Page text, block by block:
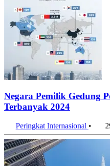
Negara Pemilik Gedung
Terbanyak 2024
Peringkat Internasional •